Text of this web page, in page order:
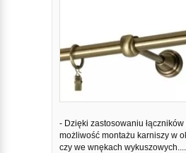
- Dzięki zastosowaniu
możliwość montażu karniszy w
czy we wnękach wykuszowych....